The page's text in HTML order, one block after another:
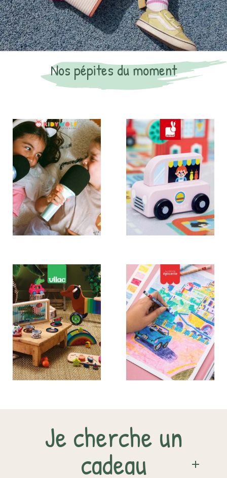
Nos pépites du moment
Je cherche un
cadeau